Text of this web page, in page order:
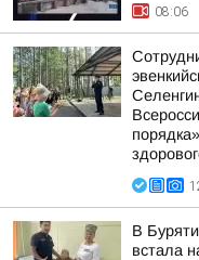
08:06
В
встала